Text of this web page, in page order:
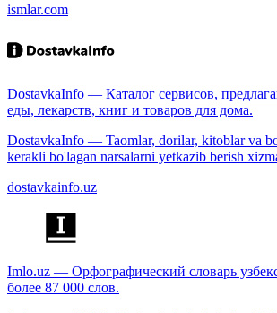
ismlar.com
DostavkaInfo — Каталог сервисов,
еды, лекарств, книг и товаров для дома.
DostavkaInfo — Taomlar, dorilar, kitoblar va
kerakli bo'lagan narsalarni yetkazib berish
dostavkainfo.uz
Imlo.uz — Орфографический словарь
более 87 000 слов.